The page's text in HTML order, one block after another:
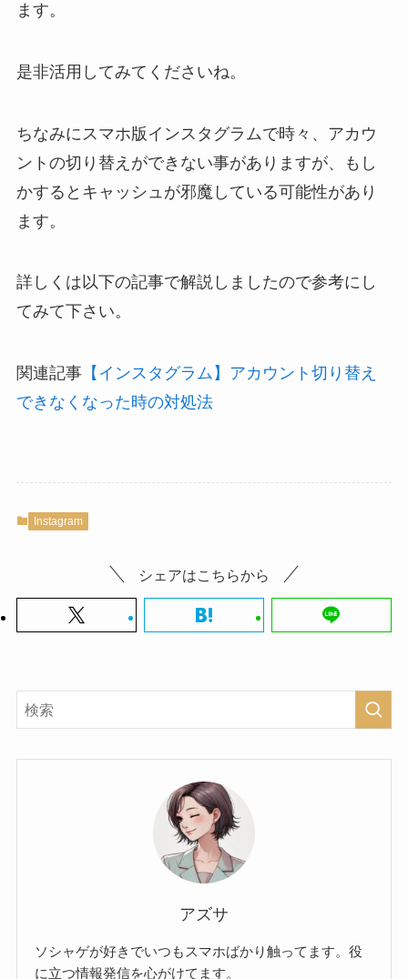
ます。
是非活用してみてくださいね。
ちなみにスマホ版インスタグラムで時々、アカウ
ントの切り替えができない事がありますが、もし
かすると キャッシュが邪魔している可能性があり
ます。
詳しくは以下の記事で解説しましたので参考にし
てみて下さい。
関連記事【インスタグラム】アカウント切り替え
できなくなった時の対処法
Instagram
シェアはこちらから
アズサ
ソシャゲが好きでいつもスマホばかり触ってます。役
に立つ情報発信を心がけてます。